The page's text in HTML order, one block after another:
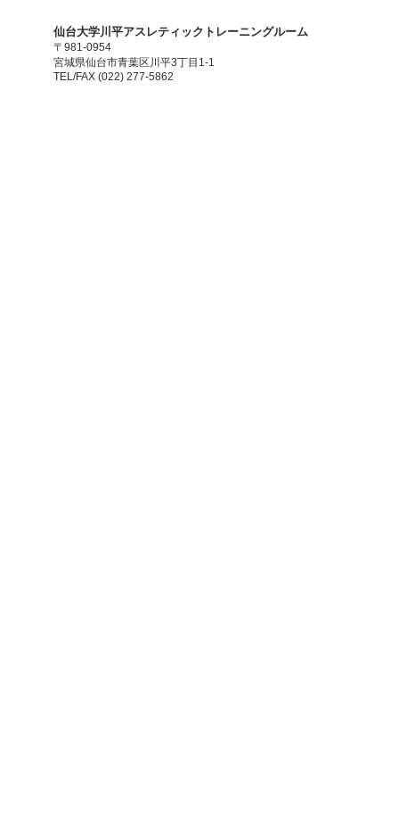
​仙台大学川平アスレティックトレーニングルーム
〒981-0954
宮城県仙台市青葉区川平3丁目1-1
TEL/FAX (022) 277-5862